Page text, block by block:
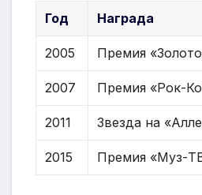
Год Награда
2005 Премия
2007 Премия «Рок-
2011 Звезда на
2015 Премия «Муз-